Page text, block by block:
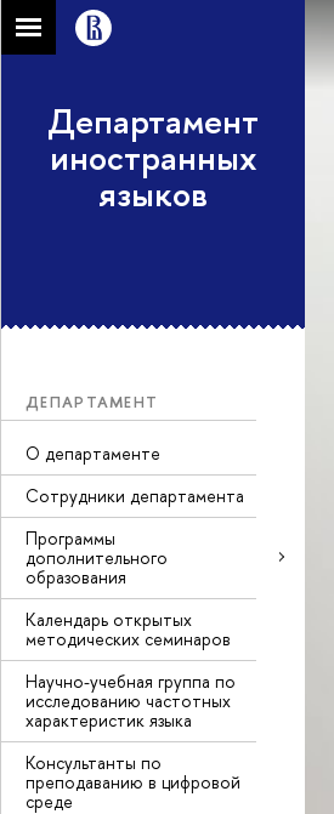
Департамент
иностранных
языков
ДЕПАРТАМЕНТ
О департаменте
Сотрудники департамента
Программы
дополнительного
образования
Календарь открытых
методических семинаров
Научно-учебная группа по
исследованию частотных
характеристик языка
Консультанты по
преподаванию в цифровой
среде